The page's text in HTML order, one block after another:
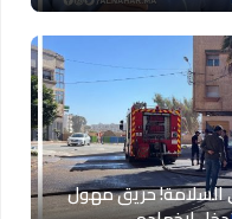
السلامة! حريق مهول